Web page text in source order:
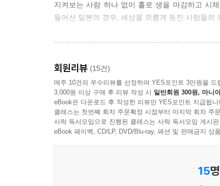
지켜보는 사람 하나 없이 홀로 생을 마감하고 시
들어선 일본의 경우, 세상을 외롭게 등진 사람들
이 책의 저자인 요시다 타이치는 일본 최초의 ‘
블로그에 담담하게 기록했고, 그 글들은 일본
미디어에서 다뤄지며 책으로 출간되기에 이르렀
저자의 유품정리전문회사 「키퍼스」에 대한 이
관심을 촉구하는 시사점을 던져주었다.
그렇다고 저자가 독자들을 현혹할 목적으로 쉬
다가온다. 불과 한 층 아래 살던 부친의 죽음을
회원리뷰 (15건)
매주 10건의 우수리뷰를 선정하여 YES포인트 3만원을 드
3,000원 이상 구매 후 리뷰 작성 시 일반회원 300원, 마니
eBook은 다운로드 후 작성한 리뷰만 YES포인트 지급됩니
클래스는 첫번째 회차 주문확정 시점부터 마지막 회차 주
사락 독서모임으로 진행된 클래스는 사락 독서모임 게시
eBook 페이백, CD/LP, DVD/Blu-ray, 패션 및 판매금지 상
15